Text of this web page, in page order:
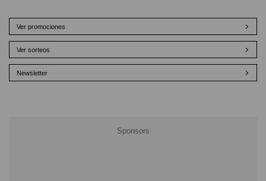
Ver promociones
Ver sorteos
Newsletter